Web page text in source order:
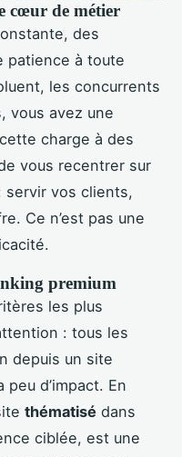
cœur de métier
des
patience à toute
les concurrents
vous avez une
charge à des
vous recentrer sur
servir vos clients,
Ce n’est pas une
premium
les plus
: tous les
depuis un site
d’impact. En
thématisé dans
ciblée, est une